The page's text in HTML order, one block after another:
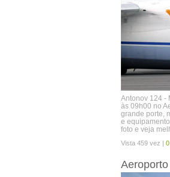
Antonov 124 -
às 09h00 no
grande porte,
e
foto e veja
Vista 459 vez |